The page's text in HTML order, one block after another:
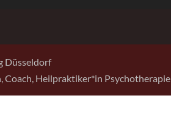
Düsseldorf
Coach, Heilpraktiker*in Psychotherapie